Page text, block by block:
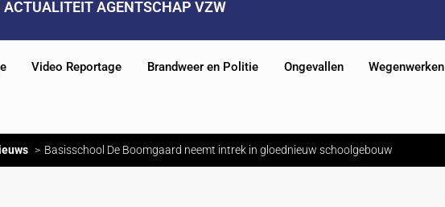
ACTUALITEIT AGENTSCHAP VZW
Video Reportage Brandweer en Politie Ongevallen Wegenwerken
Basisschool De Boomgaard neemt intrek in gloednieuw schoolgebouw